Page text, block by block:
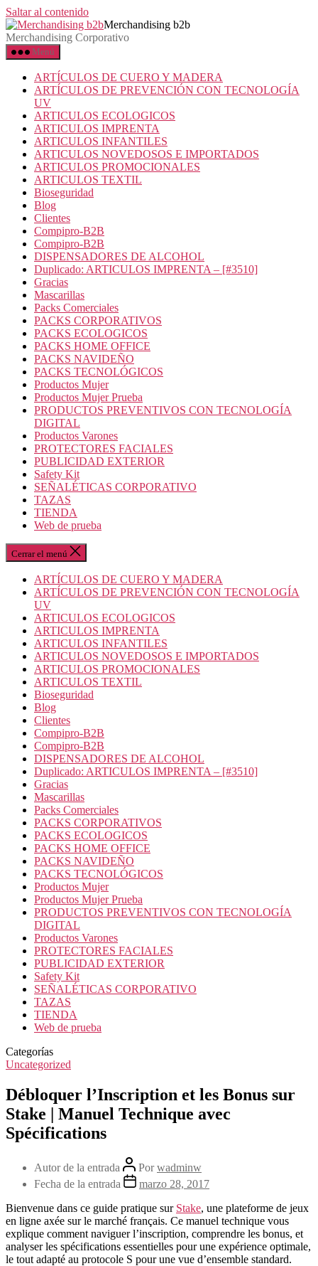
Saltar al contenido
Merchandising b2b
Merchandising Corporativo
Menú
ARTÍCULOS DE CUERO Y MADERA
ARTÍCULOS DE PREVENCIÓN CON TECNOLOGÍA
UV
ARTICULOS ECOLOGICOS
ARTICULOS IMPRENTA
ARTICULOS INFANTILES
ARTICULOS NOVEDOSOS E IMPORTADOS
ARTICULOS PROMOCIONALES
ARTICULOS TEXTIL
Bioseguridad
Blog
Clientes
Compipro-B2B
Compipro-B2B
DISPENSADORES DE ALCOHOL
Duplicado: ARTICULOS IMPRENTA – [#3510]
Gracias
Mascarillas
Packs Comerciales
PACKS CORPORATIVOS
PACKS ECOLOGICOS
PACKS HOME OFFICE
PACKS NAVIDEÑO
PACKS TECNOLÓGICOS
Productos Mujer
Productos Mujer Prueba
PRODUCTOS PREVENTIVOS CON TECNOLOGÍA
DIGITAL
Productos Varones
PROTECTORES FACIALES
PUBLICIDAD EXTERIOR
Safety Kit
SEÑALÉTICAS CORPORATIVO
TAZAS
TIENDA
Web de prueba
Cerrar el menú
ARTÍCULOS DE CUERO Y MADERA
ARTÍCULOS DE PREVENCIÓN CON TECNOLOGÍA
UV
ARTICULOS ECOLOGICOS
ARTICULOS IMPRENTA
ARTICULOS INFANTILES
ARTICULOS NOVEDOSOS E IMPORTADOS
ARTICULOS PROMOCIONALES
ARTICULOS TEXTIL
Bioseguridad
Blog
Clientes
Compipro-B2B
Compipro-B2B
DISPENSADORES DE ALCOHOL
Duplicado: ARTICULOS IMPRENTA – [#3510]
Gracias
Mascarillas
Packs Comerciales
PACKS CORPORATIVOS
PACKS ECOLOGICOS
PACKS HOME OFFICE
PACKS NAVIDEÑO
PACKS TECNOLÓGICOS
Productos Mujer
Productos Mujer Prueba
PRODUCTOS PREVENTIVOS CON TECNOLOGÍA
DIGITAL
Productos Varones
PROTECTORES FACIALES
PUBLICIDAD EXTERIOR
Safety Kit
SEÑALÉTICAS CORPORATIVO
TAZAS
TIENDA
Web de prueba
Categorías
Uncategorized
Débloquer l’Inscription et les Bonus sur
Stake | Manuel Technique avec
Spécifications
Autor de la entrada Porwadminw
Fecha de la entrada
marzo 28, 2017
Bienvenue dans ce guide pratique sur Stake, une plateforme de jeux
en ligne axée sur le marché français. Ce manuel technique vous
explique comment naviguer l’inscription, comprendre les bonus, et
analyser les spécifications essentielles pour une expérience optimale,
le tout adapté au protocole S pour une vue d’ensemble standard.